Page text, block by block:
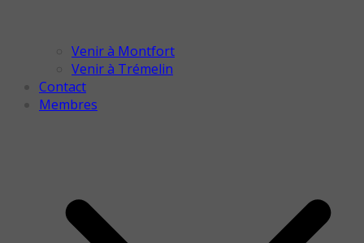
Venir à Montfort
Venir à Trémelin
Contact
Membres